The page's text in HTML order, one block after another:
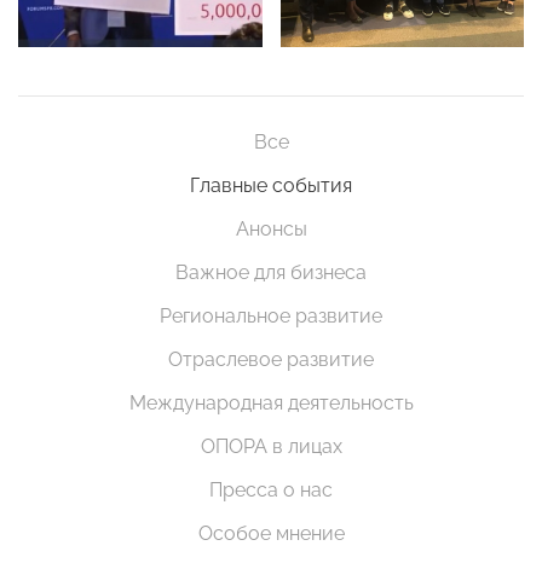
Все
Главные события
Анонсы
Важное для бизнеса
Региональное развитие
Отраслевое развитие
Международная деятельность
ОПОРА в лицах
Пресса о нас
Особое мнение